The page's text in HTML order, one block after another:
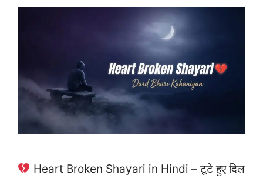
Heart Broken Shayari in Hindi – टूटे हुए दिल